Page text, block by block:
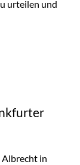
urteilen und
unter
in